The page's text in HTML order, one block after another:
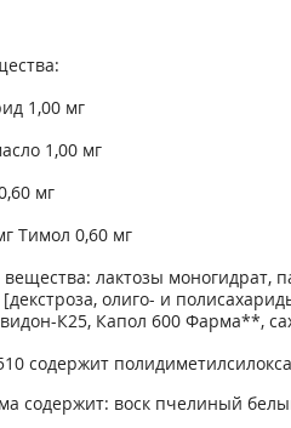
1,00 мг
1,00 мг
мг
Тимол 0,60 мг
лактозы моногидрат,
олиго- и
К25, Капол 600 Фарма**,
содержит
содержит: воск пчелиный